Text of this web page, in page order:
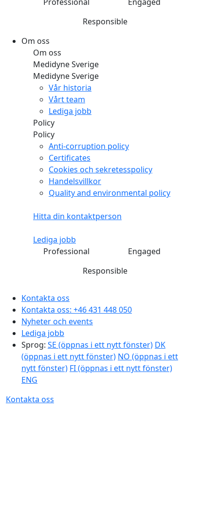
Responsible
Om oss
Om oss
Medidyne Sverige
Medidyne Sverige
Vår historia
Vårt team
Lediga jobb
Policy
Policy
Anti-corruption policy
Certificates
Cookies och sekretesspolicy
Handelsvillkor
Quality and environmental policy
Hitta din kontaktperson
Lediga jobb
Professional
Engaged
Responsible
Kontakta oss
Kontakta oss: +46 431 448 050
Nyheter och events
Lediga jobb
Sprog: SE (öppnas i ett nytt fönster) DK
(öppnas i ett nytt fönster) NO (öppnas i ett
nytt fönster) FI(öppnas i ett nytt fönster)
ENG
Kontakta oss